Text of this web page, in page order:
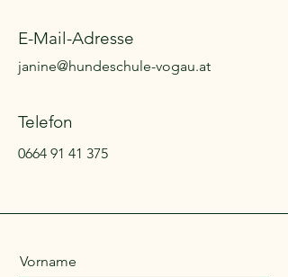
E-Mail-Adresse
janine@hundeschule-vogau.at
Telefon
0664 91 41 375
Vorname